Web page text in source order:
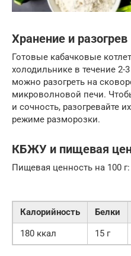
Хранение и разогрев
Готовые кабачковые
холодильнике в течение 2-
можно разогреть на
микроволновой печи.
и сочность, разогревайте
режиме разморозки.
КБЖУ и пищевая
Пищевая ценность на 100 г:
Калорийность Белки
180 ккал
15 г